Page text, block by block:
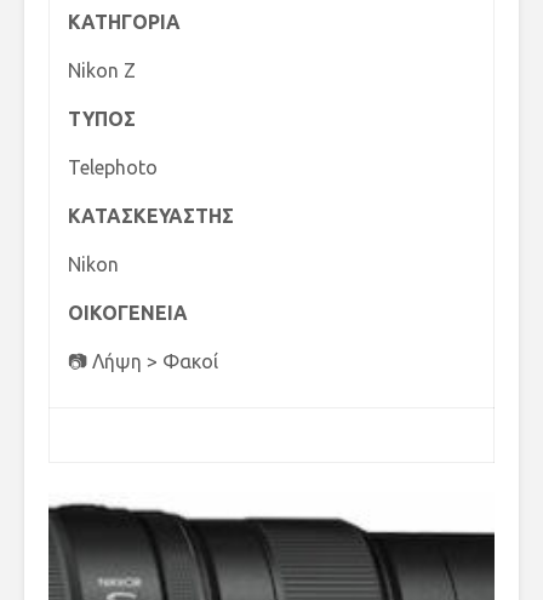
ΚΑΤΗΓΟΡΙΑ
Nikon Z
ΤΥΠΟΣ
Telephoto
ΚΑΤΑΣΚΕΥΑΣΤΗΣ
Nikon
ΟΙΚΟΓΕΝΕΙΑ
📷 Λήψη > Φακοί